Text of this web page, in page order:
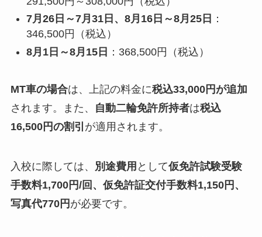
7月26日～7月31日、8月16日～8月25日 ：
346,500円（税込）
8月1日～8月15日 ：368,500円（税込）
MT車の場合は、上記の料金に税込33,000円が追加
されます。また、
自動二輪免許所持者は税込
16,500円の割引 が適用されます。
入校に際しては、 別途費用 として仮免許試験受験
手数料1,700円/回、仮免許証交付手数料1,150円、
写真代770円 が必要です。